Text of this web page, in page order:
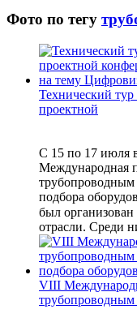
Фото по тегу
Технический
проектной
С 15 по 17 июля
Международная
подбора
был
отрасли. Среди
VIII
трубопроводным